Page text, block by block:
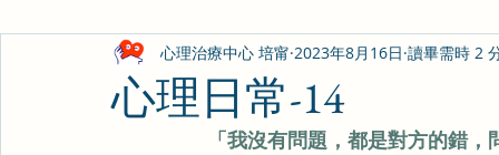
心理日常-14
心理治療中心 培甯 2023年8月16日 讀畢需時 2
「我沒有問題，都是對方的錯